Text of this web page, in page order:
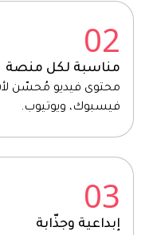
02
مناسبة لكل منصة
محتوى فيديو مُحسّن
فيسبوك، ويوتيوب.
03
إبداعية وجذّابة